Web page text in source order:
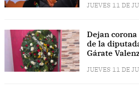
JUEVES 11 DE
Dejan
de la
Gárate
JUEVES 11 DE